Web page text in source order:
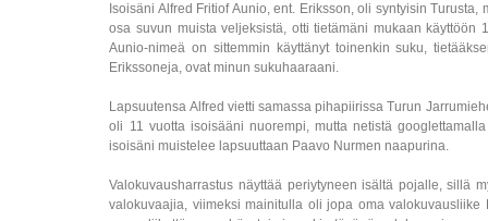
Isoisäni Alfred Fritiof Aunio, ent. Eriksson, oli syntyisin
osa suvun muista veljeksistä, otti tietämäni mukaan
Aunio-nimeä on sittemmin käyttänyt toinenkin suku,
Erikssoneja, ovat minun sukuhaaraani.
Lapsuutensa Alfred vietti samassa pihapiirissa Turun
oli 11 vuotta isoisääni nuorempi, mutta netistä
isoisäni muistelee lapsuuttaan Paavo Nurmen naapurina.
Valokuvausharrastus näyttää periytyneen isältä pojalle, sillä
valokuvaajia, viimeksi mainitulla oli jopa oma